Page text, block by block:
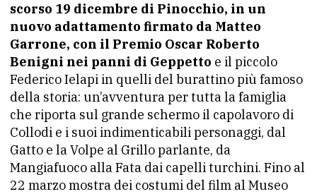
scorso 19 dicembre di Pinocchio, in un
nuovo adattamento firmato da Matteo
Garrone, con il Premio Oscar Roberto
Benigni nei panni di Geppetto e il piccolo
Federico Ielapi in quelli del burattino più famoso
della storia: un’avventura per tutta la famiglia
che riporta sul grande schermo il capolavoro di
Collodi e i suoi indimenticabili personaggi, dal
Gatto e la Volpe al Grillo parlante, da
Mangiafuoco alla Fata dai capelli turchini. Fino al
22 marzo mostra dei costumi del film al Museo